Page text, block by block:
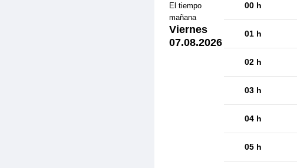
El tiempo
mañana
Viernes
07.08.2026
00 h
01 h
02 h
03 h
04 h
05 h